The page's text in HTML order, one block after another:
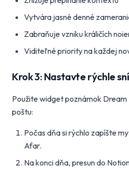
Vytvára jasné denné
Zabraňuje vzniku králičích
Viditeľné priority na každej
Krok 3: Nastavte rýchle
Použite widget poznámok
poštu:
Počas dňa si rýchlo zapíšte
Afar.
Na konci dňa, presun do